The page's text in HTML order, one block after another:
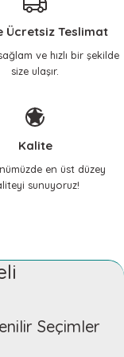
Sepete Ekle
Ücretsiz Teslimat
ve hızlı bir şekilde
size ulaşır.
Kalite
en üst düzey
sunuyoruz!
Seçimler